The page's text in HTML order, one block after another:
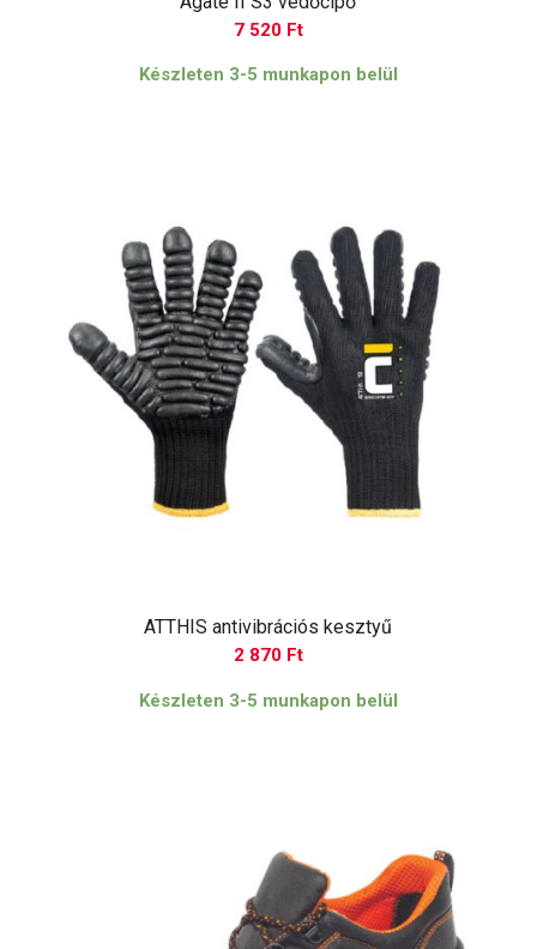
7 520 Ft
Készleten 3-5 munkapon belül
ATTHIS antivibrációs kesztyű
2 870 Ft
Készleten 3-5 munkapon belül